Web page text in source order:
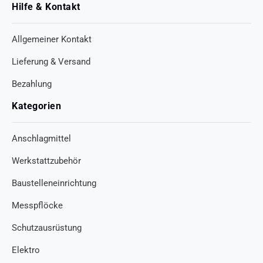
Hilfe & Kontakt
Allgemeiner Kontakt
Lieferung & Versand
Bezahlung
Kategorien
Anschlagmittel
Werkstattzubehör
Baustelleneinrichtung
Messpflöcke
Schutzausrüstung
Elektro